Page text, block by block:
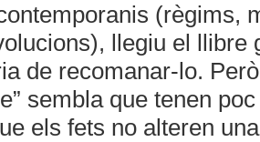
(règims,
llegiu el llibre
de recomanar-lo.
sembla que tenen
els fets no alteren